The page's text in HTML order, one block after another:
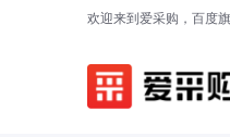
欢迎来到爱采购，百度